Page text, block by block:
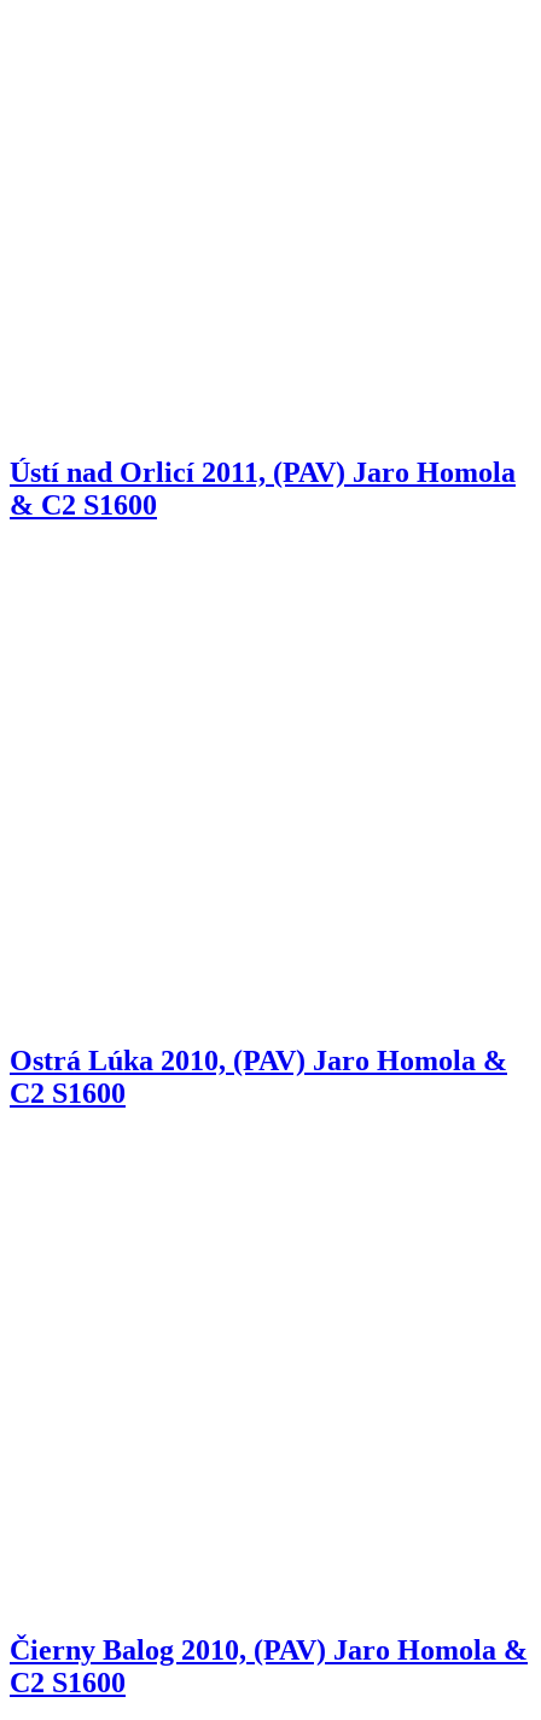
Ústí nad Orlicí 2011, (PAV) Jaro Homola
& C2 S1600
Ostrá Lúka 2010, (PAV) Jaro Homola &
C2 S1600
Čierny Balog 2010, (PAV) Jaro Homola &
C2 S1600